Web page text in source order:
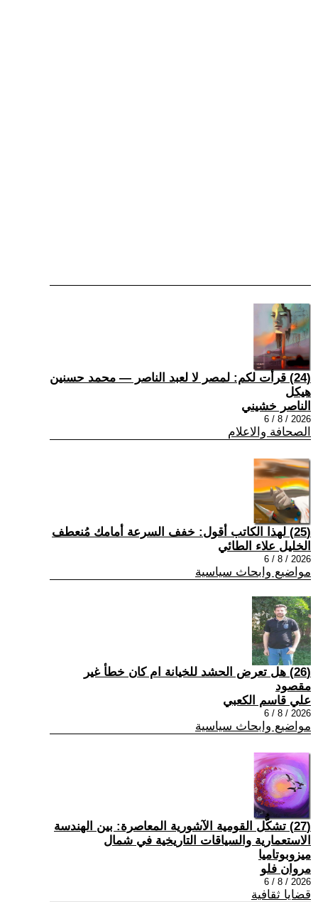
(24) قرأت لكم: لمصر لا لعبد الناصر — محمد حسنين
هيكل
الناصر خشيني
2026 / 8 / 6
الصحافة والاعلام
(25) لهذا الكاتب أقول: خفف السرعة أمامك مُنعطف
الخليل علاء الطائي
2026 / 8 / 6
مواضيع وابحاث سياسية
(26) هل تعرض الحشد للخيانة ام كان خطأ غير
مقصود
علي قاسم الكعبي
2026 / 8 / 6
مواضيع وابحاث سياسية
(27) تشكُّل القومية الآشورية المعاصرة: بين الهندسة
الاستعمارية والسياقات التاريخية في شمال
ميزوبوتاميا
مروان فلو
2026 / 8 / 6
قضايا ثقافية